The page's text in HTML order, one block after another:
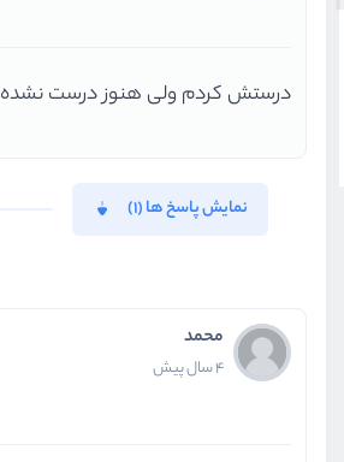
درستش کردم ولی هنوز درست نشده
نمایش پاسخ ها (1)
محمد
4 سال پیش